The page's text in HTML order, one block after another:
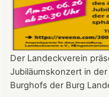
Der Landeckverein
Jubiläumskonzert in
Burghofs der Burg